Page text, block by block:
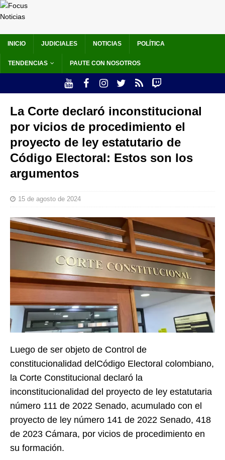
INICIO JUDICIALES NOTICIAS POLÍTICA
TENDENCIAS PAUTE CON NOSOTROS
La Corte declaró inconstitucional
por vicios de procedimiento el
proyecto de ley estatutario de
Código Electoral: Estos son los
argumentos
15 de agosto de 2024
Luego de ser objeto de Control de
constitucionalidad delCódigo Electoral colombiano,
la Corte Constitucional declaró la
inconstitucionalidad del proyecto de ley estatutaria
número 111 de 2022 Senado, acumulado con el
proyecto de ley número 141 de 2022 Senado, 418
de 2023 Cámara, por vicios de procedimiento en
su formación.